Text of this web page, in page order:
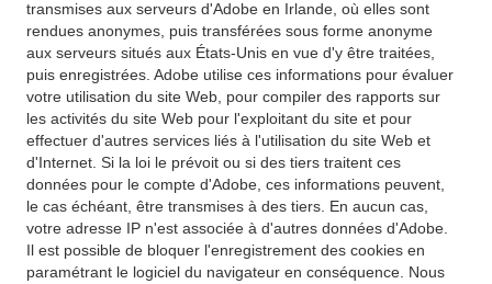
transmises aux serveurs d'Adobe en Irlande, où elles sont
rendues anonymes, puis transférées sous forme anonyme
aux serveurs situés aux États-Unis en vue d'y être traitées,
puis enregistrées. Adobe utilise ces informations pour évaluer
votre utilisation du site Web, pour compiler des rapports sur
les activités du site Web pour l'exploitant du site et pour
effectuer d'autres services liés à l'utilisation du site Web et
d'Internet. Si la loi le prévoit ou si des tiers traitent ces
données pour le compte d'Adobe, ces informations peuvent,
le cas échéant, être transmises à des tiers. En aucun cas,
votre adresse IP n'est associée à d'autres données d'Adobe.
Il est possible de bloquer l'enregistrement des cookies en
paramétrant le logiciel du navigateur en conséquence. Nous